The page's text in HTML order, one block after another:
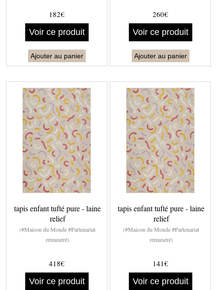
182€
Voir ce produit
Ajouter au panier
260€
Voir ce produit
Ajouter au panier
tapis enfant tufté pure - laine
relief
(#Maison du Monde #Partenariat
rémunéré)
418€
Voir ce produit
tapis enfant tufté pure - laine
relief
(#Maison du Monde #Partenariat
rémunéré)
141€
Voir ce produit